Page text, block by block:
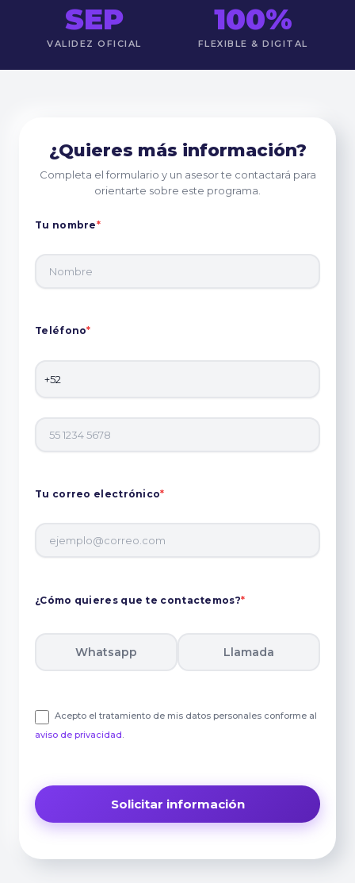
SEP
VALIDEZ OFICIAL
100%
FLEXIBLE & DIGITAL
¿Quieres más información?
Completa el formulario y un asesor te contactará para
orientarte sobre este programa.
Tu nombre*
Teléfono*
Tu correo electrónico*
¿Cómo quieres que te contactemos?*
Whatsapp Llamada
Acepto el tratamiento de mis datos personales conforme al
aviso de privacidad.